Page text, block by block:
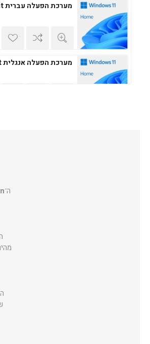
מערכת הפעלה עברית Windows 10/11 Home Edition 64Bit
מערכת הפעלה אנגלית Windows 11 Home Edition 64Bit
ה־